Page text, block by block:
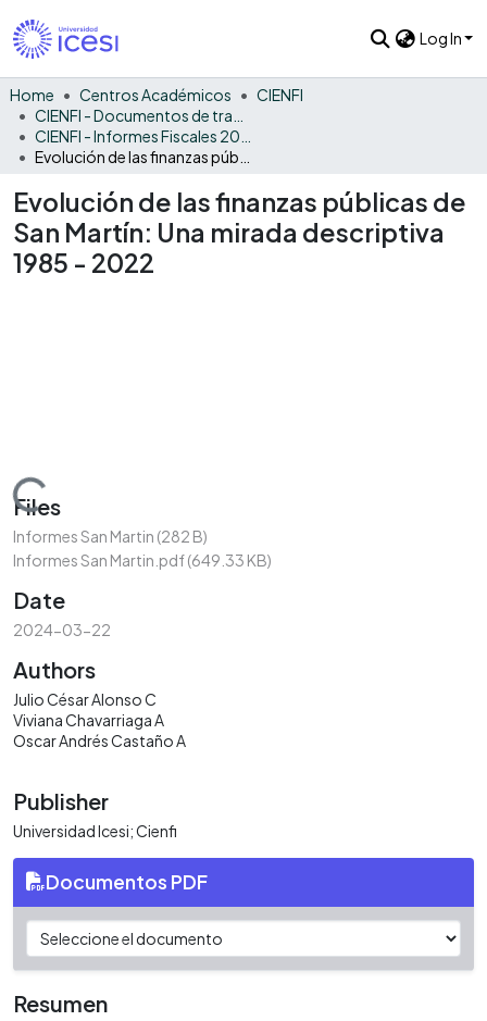
Log In
Home Centros Académicos
CIENFI
Evolución de las finanzas públicas de
San Martín: Una mirada descriptiva
1985 - 2022
Loading...
Files
Informes San Martin (282 B)
Informes San Martin.pdf(649.33 KB)
Date
2024-03-22
Authors
Julio César Alonso C
Viviana Chavarriaga A
Oscar Andrés Castaño A
Publisher
Universidad Icesi; Cienfi
Documentos PDF
Resumen